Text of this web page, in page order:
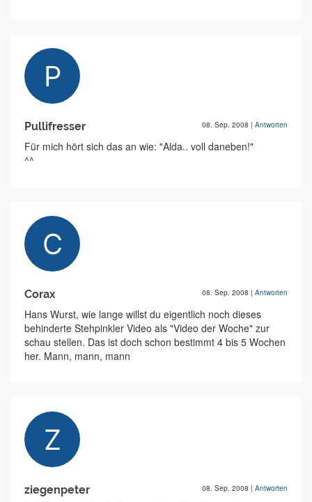
Pullifresser 08. Sep. 2008 | Antworten
Für mich hört sich das an wie: "Alda.. voll daneben!"
^^
Corax 08. Sep. 2008 | Antworten
Hans Wurst, wie lange willst du eigentlich noch dieses
behinderte Stehpinkler Video als "Video der Woche" zur
schau stellen. Das ist doch schon bestimmt 4 bis 5 Wochen
her. Mann, mann, mann
ziegenpeter 08. Sep. 2008 | Antworten